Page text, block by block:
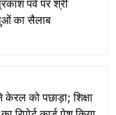
पर्व पर श्री
का सैलाब
को पछाड़ा; शिक्षा